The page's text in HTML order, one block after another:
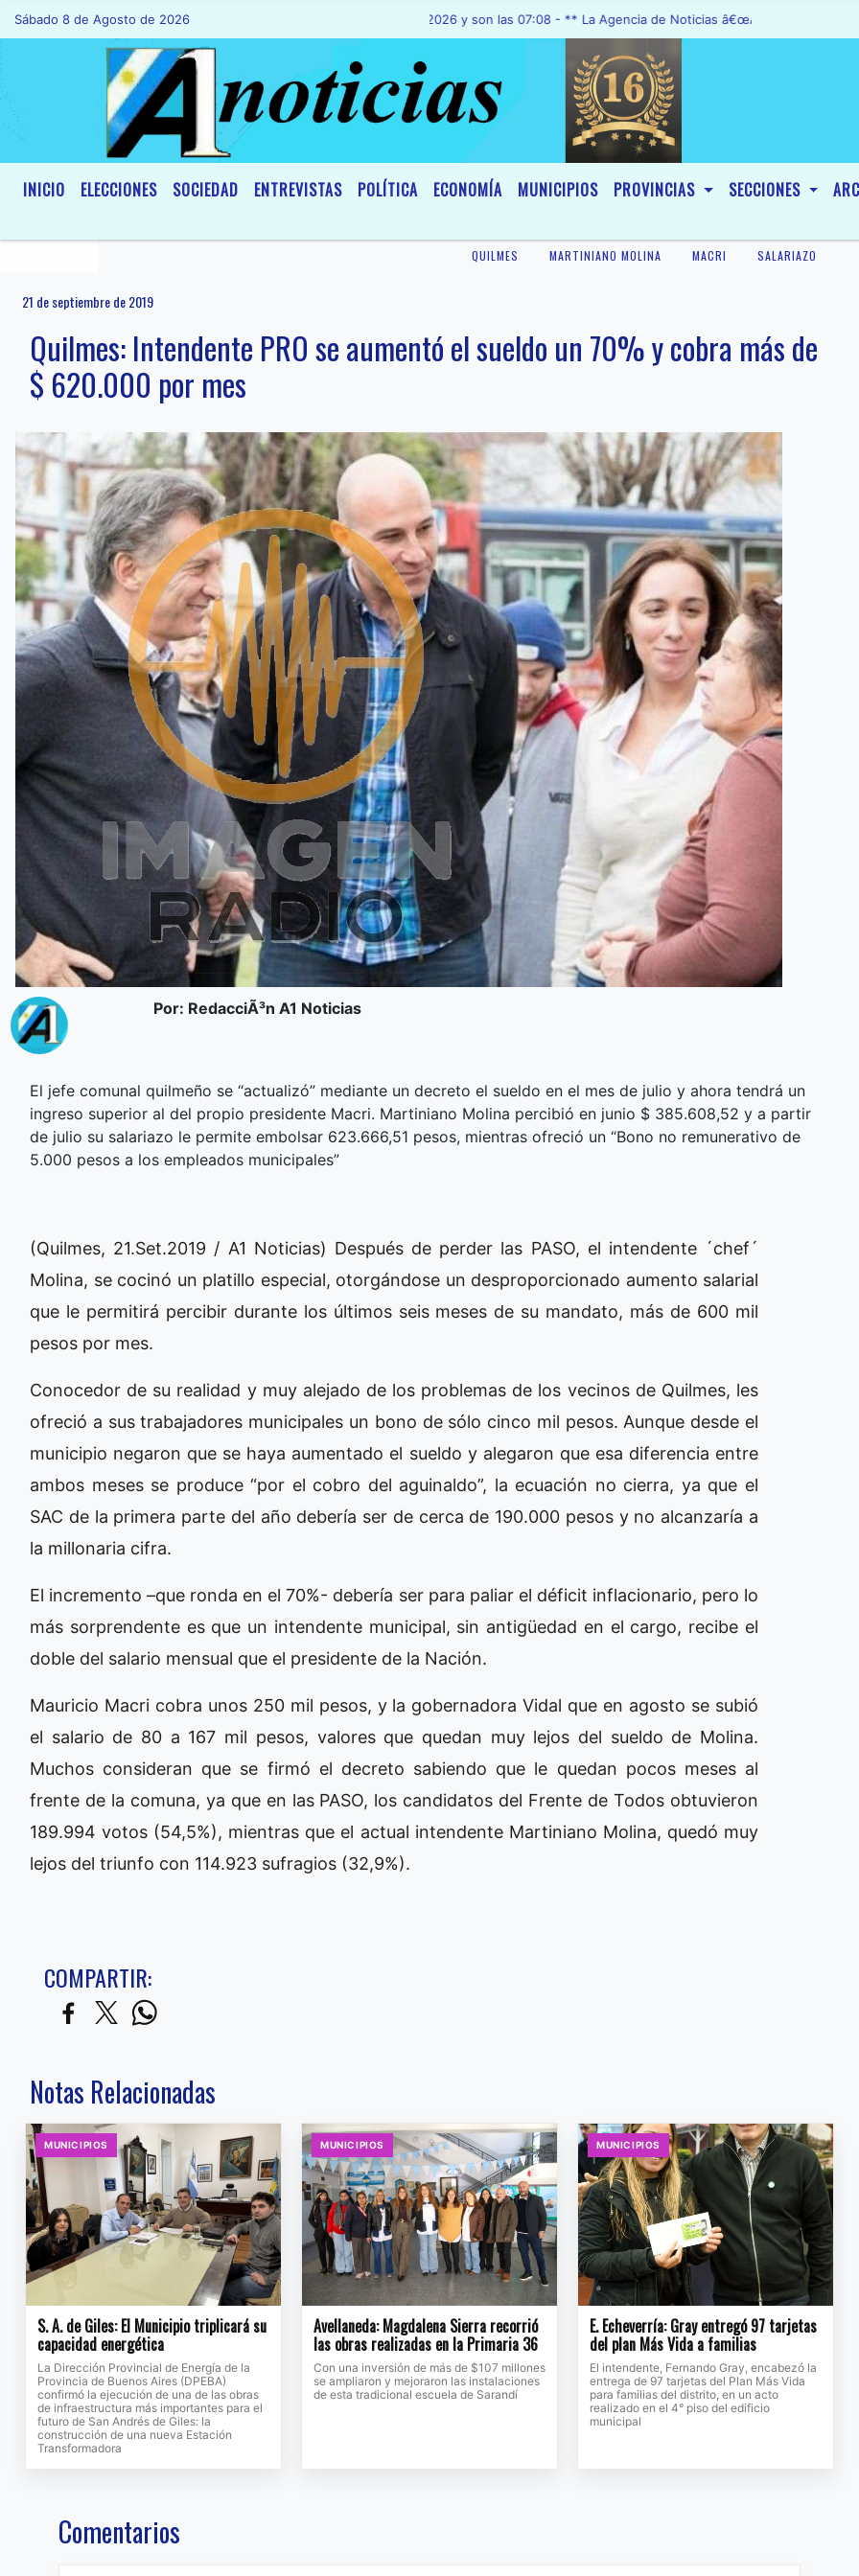
Sábado 8 de Agosto de 2026Hoy es Sábado 8 de Agosto de 2026 y son las 07:08 - ** La Agencia de Noticias â€œA1 Noticiasâ€, fue
INICIO ELECCIONES SOCIEDAD ENTREVISTAS POLÍTICA ECONOMÍA MUNICIPIOS PROVINCIAS SECCIONES
QUILMES MARTINIANO MOLINA MACRI SALARIAZO
21 de septiembre de 2019
Quilmes: Intendente PRO se aumentó el sueldo un 70% y cobra más de
$ 620.000 por mes
Por: RedacciÃ³n A1 Noticias
El jefe comunal quilmeño se “actualizó” mediante un decreto el sueldo en el mes de julio y ahora tendrá un
ingreso superior al del propio presidente Macri. Martiniano Molina percibió en junio $ 385.608,52 y a partir
de julio su salariazo le permite embolsar 623.666,51 pesos, mientras ofreció un “Bono no remunerativo de
5.000 pesos a los empleados municipales”
(Quilmes, 21.Set.2019 / A1 Noticias) Después de perder las PASO, el intendente ´chef´
Molina, se cocinó un platillo especial, otorgándose un desproporcionado aumento salarial
que le permitirá percibir durante los últimos seis meses de su mandato, más de 600 mil
pesos por mes.
Conocedor de su realidad y muy alejado de los problemas de los vecinos de Quilmes, les
ofreció a sus trabajadores municipales un bono de sólo cinco mil pesos. Aunque desde el
municipio negaron que se haya aumentado el sueldo y alegaron que esa diferencia entre
ambos meses se produce “por el cobro del aguinaldo”, la ecuación no cierra, ya que el
SAC de la primera parte del año debería ser de cerca de 190.000 pesos y no alcanzaría a
la millonaria cifra.
El incremento –que ronda en el 70%- debería ser para paliar el déficit inflacionario, pero lo
más sorprendente es que un intendente municipal, sin antigüedad en el cargo, recibe el
doble del salario mensual que el presidente de la Nación.
Mauricio Macri cobra unos 250 mil pesos, y la gobernadora Vidal que en agosto se subió
el salario de 80 a 167 mil pesos, valores que quedan muy lejos del sueldo de Molina.
Muchos consideran que se firmó el decreto sabiendo que le quedan pocos meses al
frente de la comuna, ya que en las PASO, los candidatos del Frente de Todos obtuvieron
189.994 votos (54,5%), mientras que el actual intendente Martiniano Molina, quedó muy
lejos del triunfo con 114.923 sufragios (32,9%).
COMPARTIR:
Notas Relacionadas
MUNICIPIOS
S. A. de Giles: El Municipio triplicará su
capacidad energética
La Dirección Provincial de Energía de la
Provincia de Buenos Aires (DPEBA)
confirmó la ejecución de una de las obras
de infraestructura más importantes para el
futuro de San Andrés de Giles: la
construcción de una nueva Estación
Transformadora
MUNICIPIOS
Avellaneda: Magdalena Sierra recorrió
las obras realizadas en la Primaria 36
Con una inversión de más de $107 millones
se ampliaron y mejoraron las instalaciones
de esta tradicional escuela de Sarandí
MUNICIPIOS
E. Echeverría: Gray entregó 97 tarjetas
del plan Más Vida a familias
El intendente, Fernando Gray, encabezó la
entrega de 97 tarjetas del Plan Más Vida
para familias del distrito, en un acto
realizado en el 4° piso del edificio
municipal
Comentarios